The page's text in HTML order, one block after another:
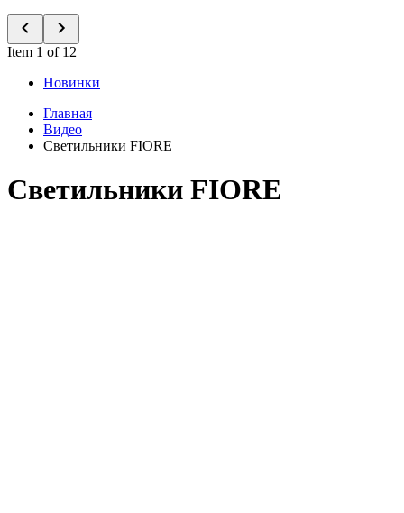
Item 1 of 12
Новинки
Главная
Видео
Светильники FIORE
Светильники FIORE